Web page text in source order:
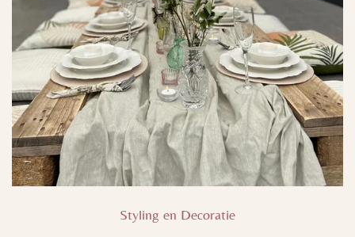
Styling en Decoratie